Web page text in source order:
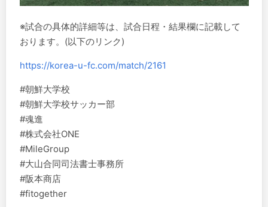
※試合の具体的詳細等は、試合日程・結果欄に記載して
おります。(以下のリンク)
https://korea-u-fc.com/match/2161
#朝鮮大学校
#朝鮮大学校サッカー部
#魂進
#株式会社ONE
#MileGroup
#大山合同司法書士事務所
#阪本商店
#fitogether